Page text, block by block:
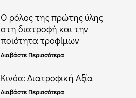
Ο ρόλος της πρώτης ύλης
στη διατροφή και την
ποιότητα τροφίμων
Διαβάστε Περισσότερα
Κινόα: Διατροφική Αξία
Διαβάστε Περισσότερα